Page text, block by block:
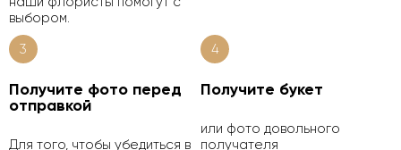
выбором.
3
Получите фото перед
отправкой
Для того, чтобы убедиться в
4
Получите букет
или фото довольного
получателя